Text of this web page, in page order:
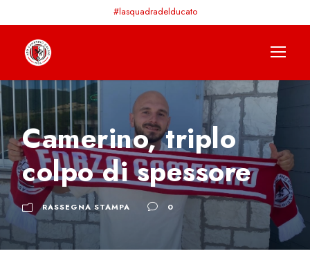
#lasquadradelducato
Camerino, triplo
colpo di spessore
RASSEGNA STAMPA 0